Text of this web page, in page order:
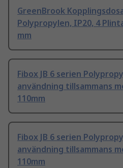
GreenBrook
Polypropylen, IP20, 4
mm
Fibox JB 6 serien
användning tillsammans
110mm
Fibox JB 6 serien
användning tillsammans
110mm